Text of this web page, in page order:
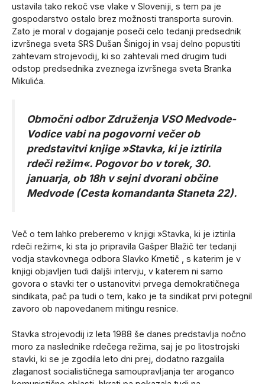
ustavila tako rekoč vse vlake v Sloveniji, s tem pa je
gospodarstvo ostalo brez možnosti transporta surovin.
Zato je moral v dogajanje poseči celo tedanji predsednik
izvršnega sveta SRS Dušan Šinigoj in vsaj delno popustiti
zahtevam strojevodij, ki so zahtevali med drugim tudi
odstop predsednika zveznega izvršnega sveta Branka
Mikulića.
Območni odbor Združenja VSO Medvode-
Vodice vabi na pogovorni večer ob
predstavitvi knjige »Stavka, ki je iztirila
rdeči režim«. Pogovor bo v torek, 30.
januarja, ob 18h v sejni dvorani občine
Medvode (Cesta komandanta Staneta 22).
Več o tem lahko preberemo v knjigi »Stavka, ki je iztirila
rdeči režim«, ki sta jo pripravila Gašper Blažič ter tedanji
vodja stavkovnega odbora Slavko Kmetič , s katerim je v
knjigi objavljen tudi daljši intervju, v katerem ni samo
govora o stavki ter o ustanovitvi prvega demokratičnega
sindikata, pač pa tudi o tem, kako je ta sindikat prvi potegnil
zavoro ob napovedanem mitingu resnice.
Stavka strojevodij iz leta 1988 še danes predstavlja nočno
moro za naslednike rdečega režima, saj je po litostrojski
stavki, ki se je zgodila leto dni prej, dodatno razgalila
zlaganost socialističnega samoupravljanja ter aroganco